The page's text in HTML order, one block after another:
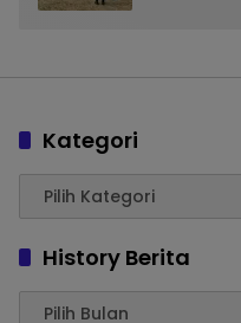
Kategori
History Berita